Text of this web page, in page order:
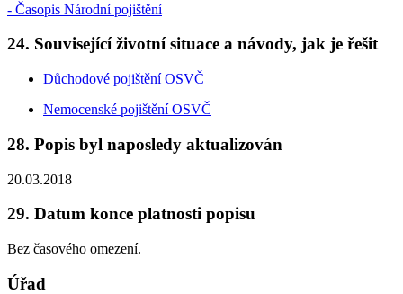
- Časopis Národní pojištění
24. Související životní situace a návody, jak je řešit
Důchodové pojištění OSVČ
Nemocenské pojištění OSVČ
28. Popis byl naposledy aktualizován
20.03.2018
29. Datum konce platnosti popisu
Bez časového omezení.
Úřad